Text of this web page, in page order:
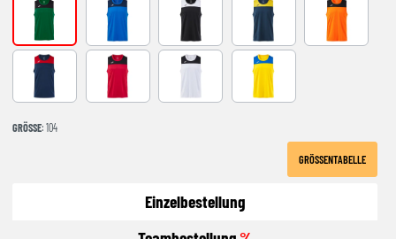
GREEEN-BLACK ROYAL-NAVY black-white NAVY-YELLOW ORANGE-
NAVY-RED RED-BLACK YELLOW-ROYAL
GRÖSSE : 104
GRÖSSENTABELLE
Einzelbestellung